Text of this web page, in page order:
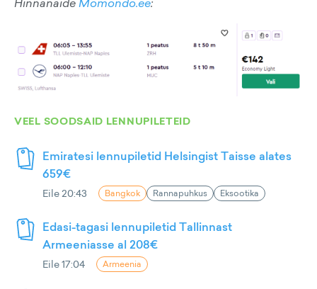
VEEL SOODSAID LENNUPILETEID
Emiratesi lennupiletid Helsingist Taisse alates
659€
Eile 20:43 Bangkok Rannapuhkus Eksootika
Edasi-tagasi lennupiletid Tallinnast
Armeeniasse al 208€
Eile 17:04 Armeenia